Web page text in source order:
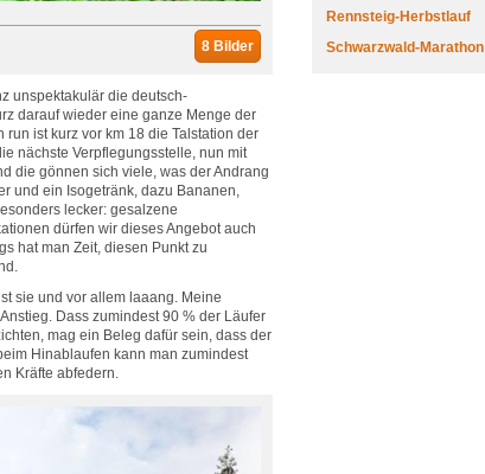
8 Bilder
unspektakulär die deutsch-
darauf wieder eine ganze Menge der
ist kurz vor km 18 die Talstation der
nächste Verpflegungsstelle, nun mit
die gönnen sich viele, was der Andrang
und ein Isogetränk, dazu Bananen,
lecker: gesalzene
dürfen wir dieses Angebot auch
hat man Zeit, diesen Punkt zu
sie und vor allem laaang. Meine
Dass zumindest 90 % der Läufer
mag ein Beleg dafür sein, dass der
Hinablaufen kann man zumindest
Kräfte abfedern.
Rennsteig-Herbstlauf
Schwarzwald-Marathon